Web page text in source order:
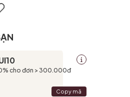
cho đơn > 300.000đ
Copy mã